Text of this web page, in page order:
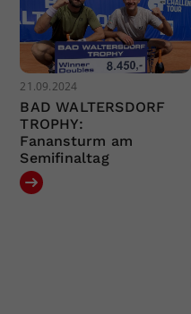
21.09.2024
BAD WALTERSDORF
TROPHY:
Fanansturm am
Semifinaltag